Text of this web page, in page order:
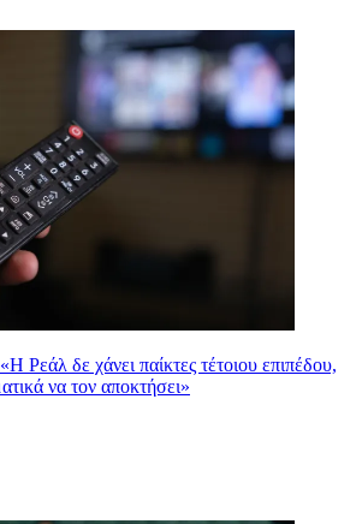
Ρεάλ δε χάνει παίκτες τέτοιου επιπέδου,
να τον αποκτήσει»